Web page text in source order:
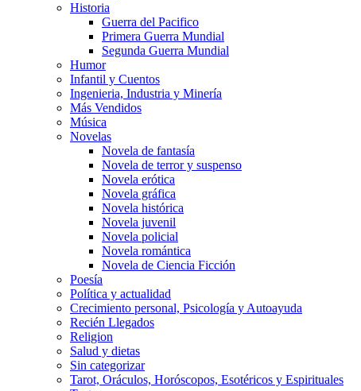
Historia
Guerra del Pacifico
Primera Guerra Mundial
Segunda Guerra Mundial
Humor
Infantil y Cuentos
Ingenieria, Industria y Minería
Más Vendidos
Música
Novelas
Novela de fantasía
Novela de terror y suspenso
Novela erótica
Novela gráfica
Novela histórica
Novela juvenil
Novela policial
Novela romántica
Novela de Ciencia Ficción
Poesía
Política y actualidad
Crecimiento personal, Psicología y Autoayuda
Recién Llegados
Religion
Salud y dietas
Sin categorizar
Tarot, Oráculos, Horóscopos, Esotéricos y Espirituales